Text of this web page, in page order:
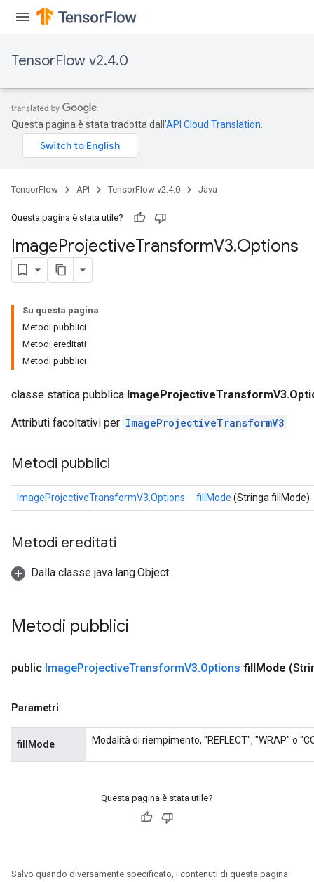
TensorFlow v2.4.0
Questa pagina è stata tradotta dall'API Cloud Translation
TensorFlow API TensorFlow v2.4.0 Java
Questa pagina è stata utile?
ImageProjectiveTransformV3.Options
Su questa pagina
Metodi pubblici
Metodi ereditati
Metodi pubblici
classe statica pubblica
Attributi facoltativi per ImageProjectiveTransformV3
Metodi pubblici
ImageProjectiveTransformV3.Options fillMode (Stringa fillMode)
Metodi ereditati
Dalla classe java.lang.Object
Metodi pubblici
public ImageProjectiveTransformV3.Options fillMode
Parametri
fillMode Modalità di riempimento, "REFLECT", "WRAP" o
Questa pagina è stata utile?
Salvo quando diversamente specificato, i contenuti di questa pagina